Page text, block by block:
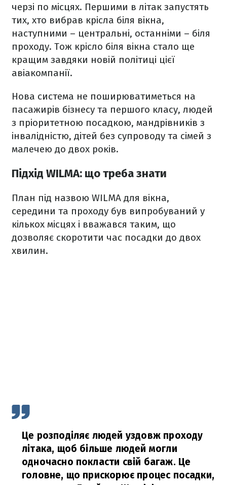
черзі по місцях. Першими в літак запустять
тих, хто вибрав крісла біля вікна,
наступними – центральні, останніми – біля
проходу. Тож крісло біля вікна стало ще
кращим завдяки новій політиці цієї
авіакомпанії.
Нова система не поширюватиметься на
пасажирів бізнесу та першого класу, людей
з пріоритетною посадкою, мандрівників з
інвалідністю, дітей без супроводу та сімей з
малечею до двох років.
Підхід WILMA: що треба знати
План під назвою WILMA для вікна,
середини та проходу був випробуваний у
кількох місцях і вважався таким, що
дозволяє скоротити час посадки до двох
хвилин.
Це розподіляє людей уздовж проходу
літака, щоб більше людей могли
одночасно покласти свій багаж. Це
головне, що прискорює процес посадки,